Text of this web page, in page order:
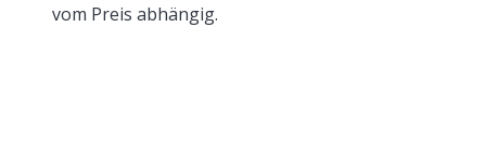
vom Preis abhängig.